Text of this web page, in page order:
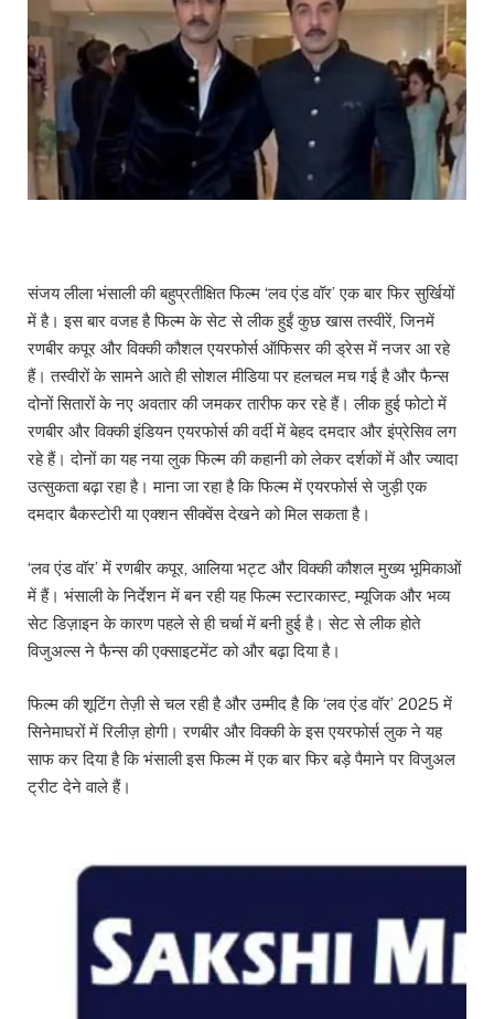
संजय लीला भंसाली की बहुप्रतीक्षित फिल्म ‘लव एंड वॉर’ एक बार फिर सुर्खियों
में है। इस बार वजह है फिल्म के सेट से लीक हुईं कुछ खास तस्वीरें, जिनमें
रणबीर कपूर और विक्की कौशल एयरफोर्स ऑफिसर की ड्रेस में नजर आ रहे
हैं। तस्वीरों के सामने आते ही सोशल मीडिया पर हलचल मच गई है और फैन्स
दोनों सितारों के नए अवतार की जमकर तारीफ कर रहे हैं। लीक हुई फोटो में
रणबीर और विक्की इंडियन एयरफोर्स की वर्दी में बेहद दमदार और इंप्रेसिव लग
रहे हैं। दोनों का यह नया लुक फिल्म की कहानी को लेकर दर्शकों में और ज्यादा
उत्सुकता बढ़ा रहा है। माना जा रहा है कि फिल्म में एयरफोर्स से जुड़ी एक
दमदार बैकस्टोरी या एक्शन सीक्वेंस देखने को मिल सकता है।
‘लव एंड वॉर’ में रणबीर कपूर, आलिया भट्ट और विक्की कौशल मुख्य भूमिकाओं
में हैं। भंसाली के निर्देशन में बन रही यह फिल्म स्टारकास्ट, म्यूजिक और भव्य
सेट डिज़ाइन के कारण पहले से ही चर्चा में बनी हुई है। सेट से लीक होते
विजुअल्स ने फैन्स की एक्साइटमेंट को और बढ़ा दिया है।
फिल्म की शूटिंग तेज़ी से चल रही है और उम्मीद है कि ‘लव एंड वॉर’ 2025 में
सिनेमाघरों में रिलीज़ होगी। रणबीर और विक्की के इस एयरफोर्स लुक ने यह
साफ कर दिया है कि भंसाली इस फिल्म में एक बार फिर बड़े पैमाने पर विजुअल
ट्रीट देने वाले हैं।